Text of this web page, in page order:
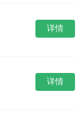
详情
详情